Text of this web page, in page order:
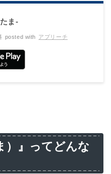
ま‐
posted with アプリーチ
）』ってどんな